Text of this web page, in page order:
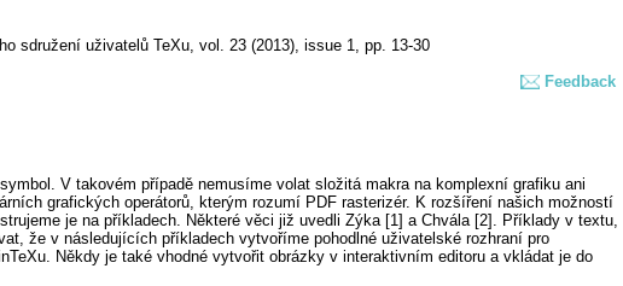
sdružení uživatelů TeXu, vol. 23 (2013), issue 1, pp. 13-30
Feedback
V takovém případě nemusíme volat složitá makra na komplexní grafiku ani
grafických operátorů, kterým rozumí PDF rasterizér. K rozšíření našich možností
je na příkladech. Některé věci již uvedli Zýka [1] a Chvála [2]. Příklady v textu,
že v následujících příkladech vytvoříme pohodlné uživatelské rozhraní pro
Někdy je také vhodné vytvořit obrázky v interaktivním editoru a vkládat je do